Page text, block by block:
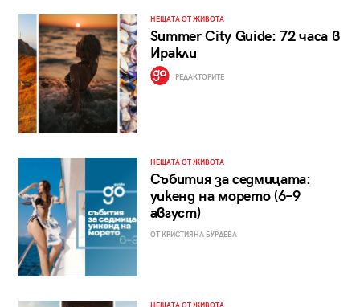
НЕЩАТА ОТ ЖИВОТА
Summer City Guide: 72 часа в
Иракли
РЕДАКТОРИТЕ
НЕЩАТА ОТ ЖИВОТА
Събития за седмицата:
уикенд на морето (6–9
август)
ОТ КРИСТИЯНА БУРДЕВА